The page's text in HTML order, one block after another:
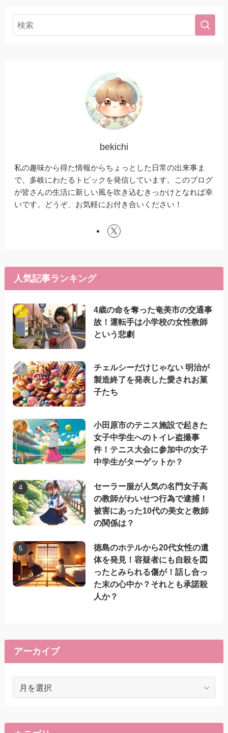
bekichi
私の趣味から得た情報からちょっとした日常の出来事ま
で、多岐にわたるトピックを発信しています。このブログ
が皆さんの生活に新しい風を吹き込むきっかけとなれば幸
いです。どうぞ、お気軽にお付き合いください！
人気記事ランキング
4歳の命を奪った奄美市の交通事
故！運転手は小学校の女性教師
という悲劇
チェルシーだけじゃない 明治が
製造終了を発表した愛されお菓
子たち
小田原市のテニス施設で起きた
女子中学生へのトイレ盗撮事
件！テニス大会に参加中の女子
中学生がターゲットか？
セーラー服が人気の名門女子高
の教師がわいせつ行為で逮捕！
被害にあった10代の美女と教師
の関係は？
徳島のホテルから20代女性の遺
体を発見！容疑者にも自殺を図
ったとみられる傷が！話し合っ
た末の心中か？それとも承諾殺
人か？
アーカイブ